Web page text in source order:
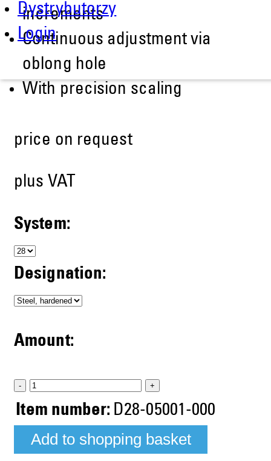
Dystrybutorzy
Login
increments
Continuous adjustment via
oblong hole
With precision scaling
price on request
plus VAT
System:
Designation:
Amount:
- +
Item number: D28-05001-000